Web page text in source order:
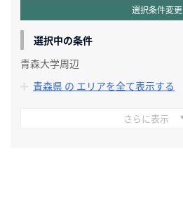
選択条件変更
選択中の条件
青森大学周辺
青森県 の エリアを全て表示する
さらに表示